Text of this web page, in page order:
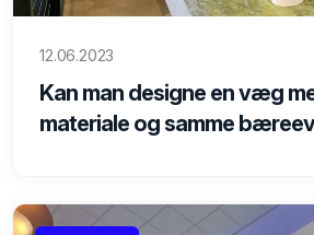
12.06.2023
Kan man designe en væg
materiale og samme